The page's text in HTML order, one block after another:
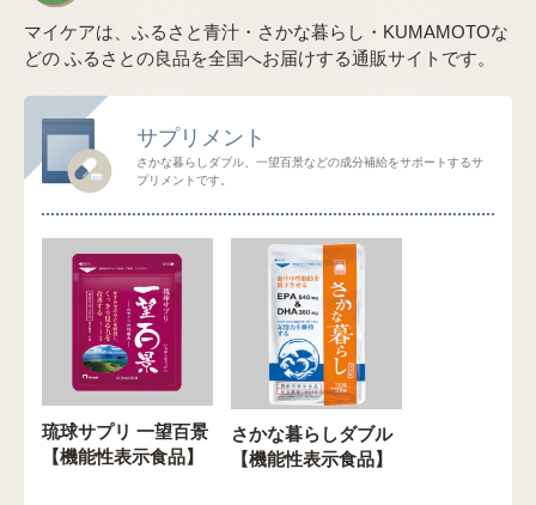
マイケアは、ふるさと青汁・さかな暮らし・KUMAMOTOな
どの ふるさとの良品を全国へお届けする通販サイトです。
サプリメント
さかな暮らしダブル、一望百景などの成分補給をサポートするサ
プリメントです。
琉球サプリ 一望百景
【機能性表示食品】
さかな暮らしダブル
【機能性表示食品】